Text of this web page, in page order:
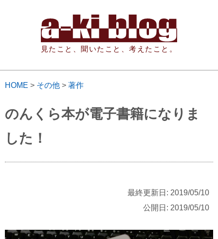
見たこと、聞いたこと、考えたこと。
HOME > その他 > 著作
のんくら本が電子書籍になりま
した！
最終更新日: 2019/05/10
公開日: 2019/05/10